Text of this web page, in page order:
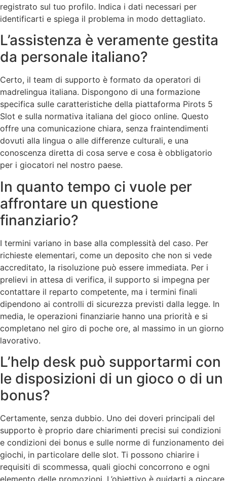
registrato sul tuo profilo. Indica i dati necessari per
identificarti e spiega il problema in modo dettagliato.
L’assistenza è veramente gestita
da personale italiano?
Certo, il team di supporto è formato da operatori di
madrelingua italiana. Dispongono di una formazione
specifica sulle caratteristiche della piattaforma Pirots 5
Slot e sulla normativa italiana del gioco online. Questo
offre una comunicazione chiara, senza fraintendimenti
dovuti alla lingua o alle differenze culturali, e una
conoscenza diretta di cosa serve e cosa è obbligatorio
per i giocatori nel nostro paese.
In quanto tempo ci vuole per
affrontare un questione
finanziario?
I termini variano in base alla complessità del caso. Per
richieste elementari, come un deposito che non si vede
accreditato, la risoluzione può essere immediata. Per i
prelievi in attesa di verifica, il supporto si impegna per
contattare il reparto competente, ma i termini finali
dipendono ai controlli di sicurezza previsti dalla legge. In
media, le operazioni finanziarie hanno una priorità e si
completano nel giro di poche ore, al massimo in un giorno
lavorativo.
L’help desk può supportarmi con
le disposizioni di un gioco o di un
bonus?
Certamente, senza dubbio. Uno dei doveri principali del
supporto è proprio dare chiarimenti precisi sui condizioni
e condizioni dei bonus e sulle norme di funzionamento dei
giochi, in particolare delle slot. Ti possono chiarire i
requisiti di scommessa, quali giochi concorrono e ogni